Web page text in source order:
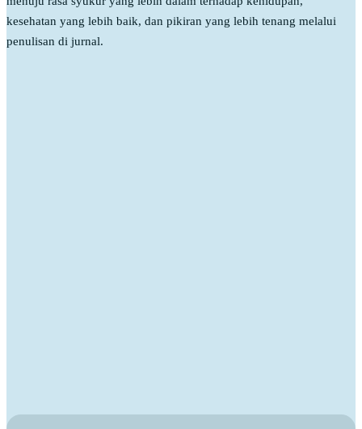
kesehatan yang lebih baik, dan pikiran yang lebih tenang melalui
penulisan di jurnal.